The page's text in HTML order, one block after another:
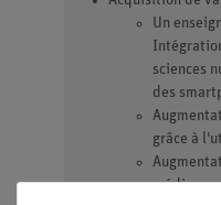
Un
sciences
des
grâce à
médias.